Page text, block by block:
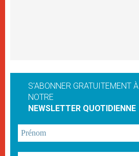
S'ABONNER GRATUITEMENT À
NOTRE
NEWSLETTER QUOTIDIENNE